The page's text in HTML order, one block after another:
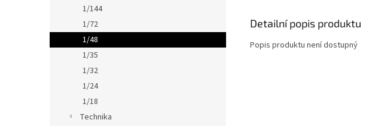
1/144
1/72
1/48
1/35
1/32
1/24
1/18
Technika
Detailní popis produktu
Popis produktu není dostupný